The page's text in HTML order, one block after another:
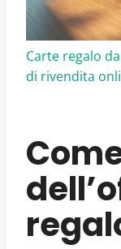
Carte regalo
di rivendita